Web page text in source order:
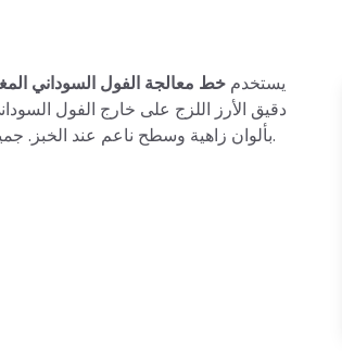
يستخدم خط معالجة الفول السوداني
دقيق الأرز اللزج على خارج الفول
بألوان زاهية وسطح ناعم عند الخبز. جميع آلات معالجة الفول السوداني تتميز بانتاجية عالية، وضوضاء منخفضة، وتشغيل مستقر، وعدم تلوث.